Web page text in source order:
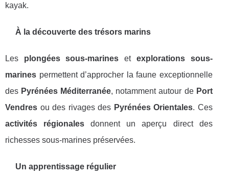
kayak.
À la découverte des trésors marins
Les plongées sous-marines et explorations sous-
marines permettent d’approcher la faune exceptionnelle
des Pyrénées Méditerranée, notamment autour de Port
Vendres ou des rivages des Pyrénées Orientales. Ces
activités régionales donnent un aperçu direct des
richesses sous-marines préservées.
Un apprentissage régulier